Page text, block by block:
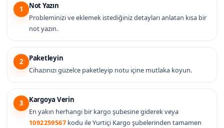
1
Not Yazın
Probleminizi ve eklemek istediğiniz detayları anlatan kısa bir
not yazın.
2
Paketleyin
Cihazınızı güzelce paketleyip notu içine mutlaka koyun.
3
Kargoya Verin
En yakın herhangi bir kargo şubesine giderek veya
1092259567 kodu ile Yurtiçi Kargo şubelerinden tamamen